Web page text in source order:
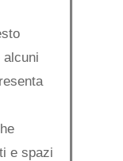
alcuni
e spazi